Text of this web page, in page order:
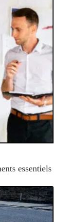
essentiels